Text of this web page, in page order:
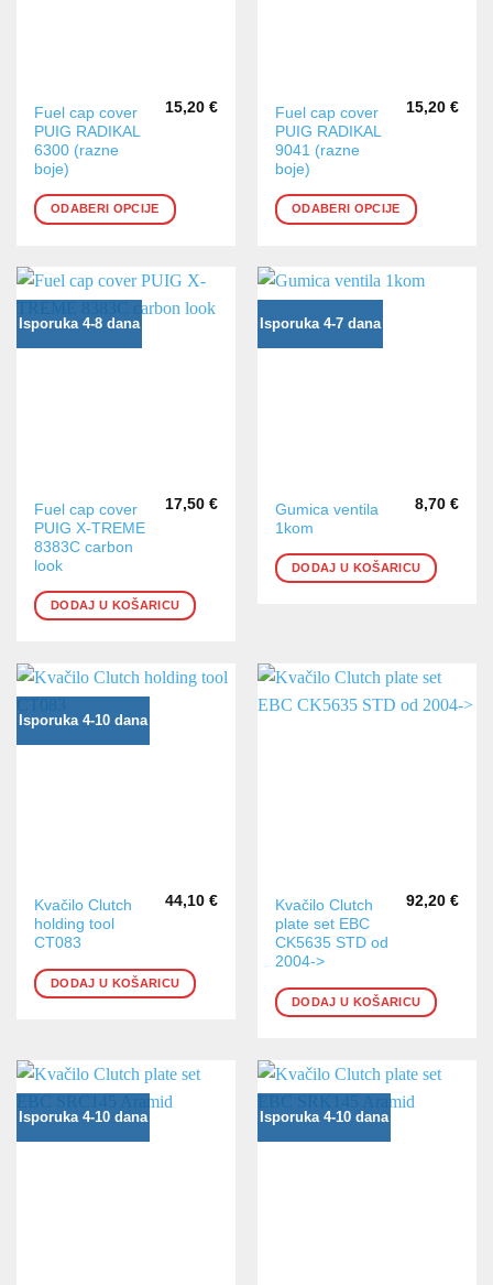
Fuel cap cover
PUIG RADIKAL
6300 (razne
boje)
15,20 €
ODABERI OPCIJE
Ovaj
proizvod
ima
više
varijanti.
Opcije
mogu
odabrati
na
Fuel cap cover
PUIG RADIKAL
9041 (razne
boje)
15,20 €
ODABERI OPCIJE
Ovaj
proizvod
ima
više
varijanti.
Opcije
mogu
odabrati
na
Isporuka 4-8 dana
Fuel cap cover
PUIG X-TREME
8383C carbon
look
17,50 €
DODAJ U KOŠARICU
Isporuka 4-7 dana
Gumica ventila
1kom
8,70 €
DODAJ U KOŠARICU
Isporuka 4-10 dana
Kvačilo Clutch
holding tool
CT083
44,10 €
DODAJ U KOŠARICU
Kvačilo Clutch
plate set EBC
CK5635 STD od
2004->
92,20 €
DODAJ U KOŠARICU
Isporuka 4-10 dana Isporuka 4-10 dana